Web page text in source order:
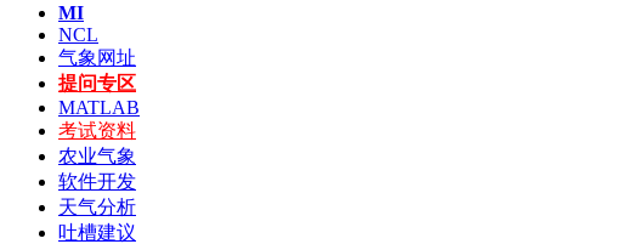
MI
NCL
气象网址
提问专区
MATLAB
考试资料
农业气象
软件开发
天气分析
吐槽建议